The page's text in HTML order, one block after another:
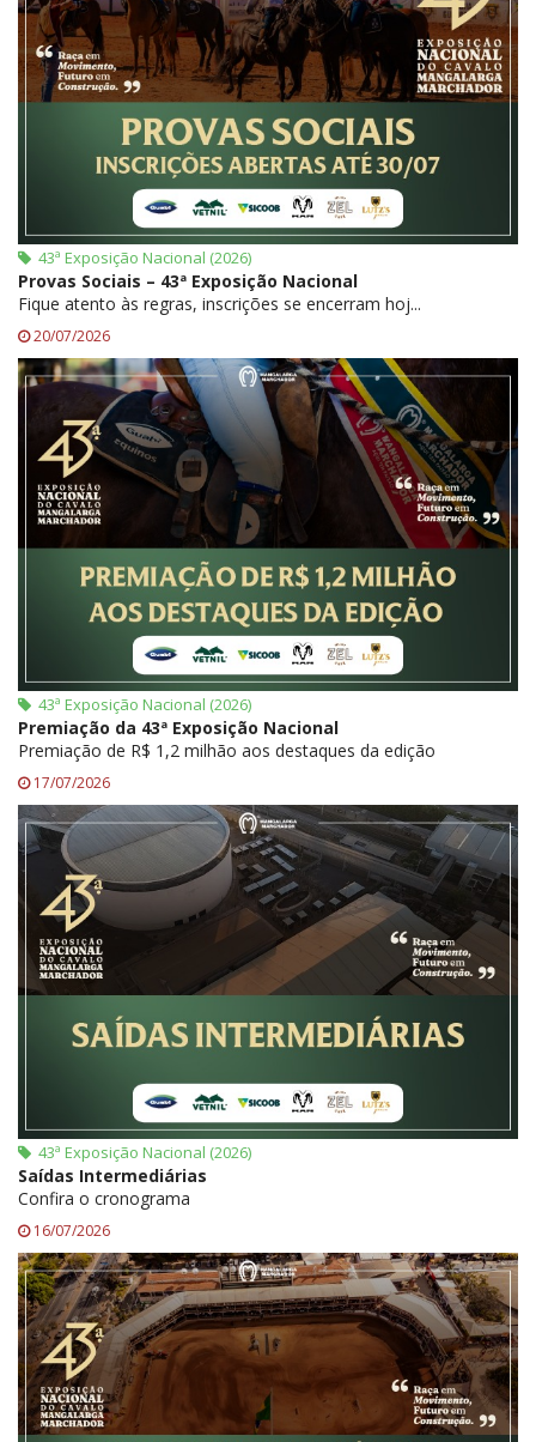
43ª Exposição Nacional (2026)
Provas Sociais – 43ª Exposição Nacional
Fique atento às regras, inscrições se encerram hoj...
20/07/2026
43ª Exposição Nacional (2026)
Premiação da 43ª Exposição Nacional
Premiação de R$ 1,2 milhão aos destaques da edição
17/07/2026
43ª Exposição Nacional (2026)
Saídas Intermediárias
Confira o cronograma
16/07/2026